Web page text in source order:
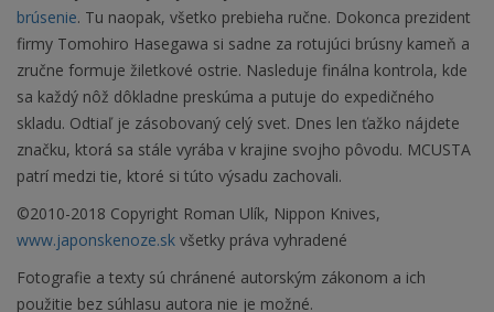
brúsenie. Tu naopak, všetko prebieha ručne. Dokonca prezident
firmy Tomohiro Hasegawa si sadne za rotujúci brúsny kameň a
zručne formuje žiletkové ostrie. Nasleduje finálna kontrola, kde
sa každý nôž dôkladne preskúma a putuje do expedičného
skladu. Odtiaľ je zásobovaný celý svet. Dnes len ťažko nájdete
značku, ktorá sa stále vyrába v krajine svojho pôvodu. MCUSTA
patrí medzi tie, ktoré si túto výsadu zachovali.
©2010-2018 Copyright Roman Ulík, Nippon Knives,
www.japonskenoze.sk všetky práva vyhradené
Fotografie a texty sú chránené autorským zákonom a ich
použitie bez súhlasu autora nie je možné.